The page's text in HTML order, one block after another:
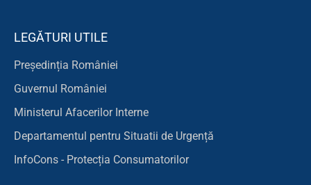
LEGĂTURI UTILE
Președinția României
Guvernul României
Ministerul Afacerilor Interne
Departamentul pentru Situatii de Urgență
InfoCons - Protecția Consumatorilor